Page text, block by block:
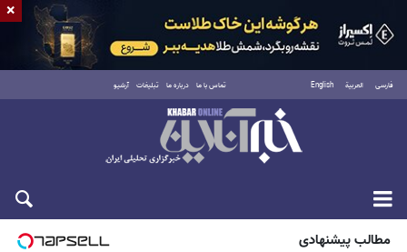
فارسی العربية English تماس با ما درباره ما تبلیغات آرشیو
شنبه ۱۷ مرداد ۱۴۰۵
مطالب پیشنهادی
×